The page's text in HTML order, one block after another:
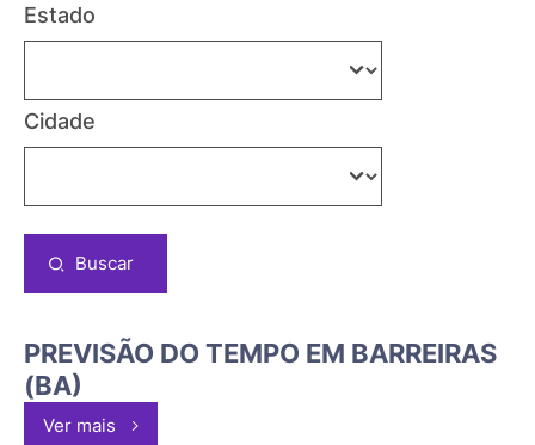
Estado
Cidade
Buscar
PREVISÃO DO TEMPO EM BARREIRAS
(BA)
Ver mais